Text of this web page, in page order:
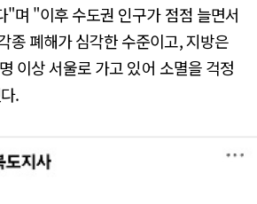
"며 "이후 수도권 인구가 점점 늘면서
종 폐해가 심각한 수준이고, 지방은
이상 서울로 가고 있어 소멸을 걱정
.